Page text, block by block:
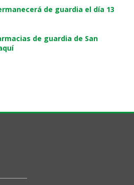
de guardia el día 13
de guardia de San